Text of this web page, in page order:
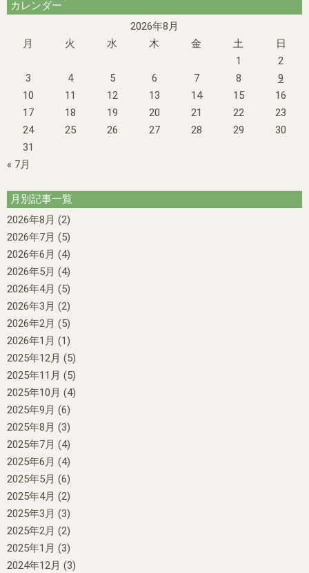
カレンダー
2026年8月
月
火 水 木 金 土
日
1
2
3
4 5 6 7 8
9
10
11 12 13 14 15
16
17
18 19 20 21 22
23
24
25 26 27 28 29
30
31
« 7月
月別記事一覧
2026年8月 (2)
2026年7月 (5)
2026年6月 (4)
2026年5月 (4)
2026年4月 (5)
2026年3月 (2)
2026年2月 (5)
2026年1月 (1)
2025年12月 (5)
2025年11月 (5)
2025年10月 (4)
2025年9月 (6)
2025年8月 (3)
2025年7月 (4)
2025年6月 (4)
2025年5月 (6)
2025年4月 (2)
2025年3月 (3)
2025年2月 (2)
2025年1月 (3)
2024年12月 (3)